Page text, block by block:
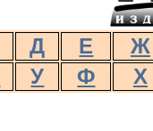
Д Е Ж
У Ф Х